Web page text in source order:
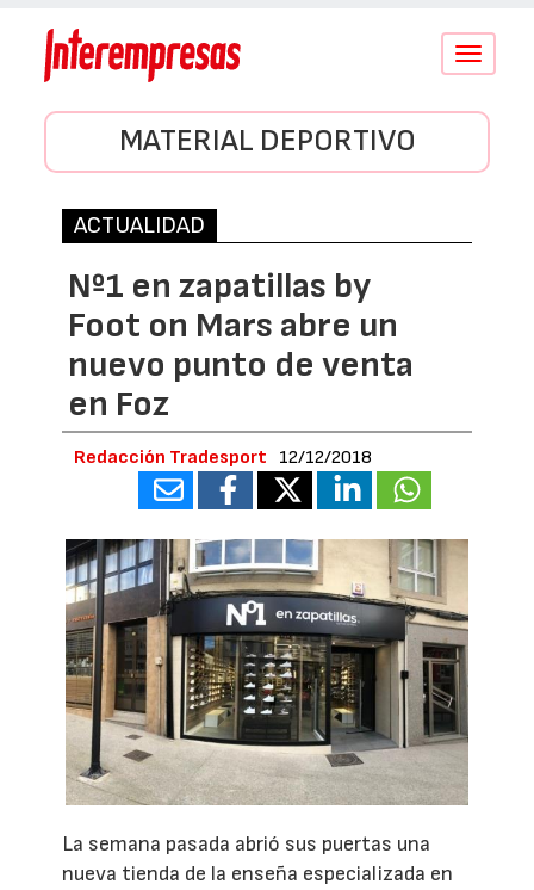
Conmutar
MATERIAL DEPORTIVO
ACTUALIDAD
Nº1 en zapatillas by
Foot on Mars abre un
nuevo punto de venta
en Foz
Redacción Tradesport 12/12/2018
La semana pasada abrió sus puertas una
nueva tienda de la enseña especializada en